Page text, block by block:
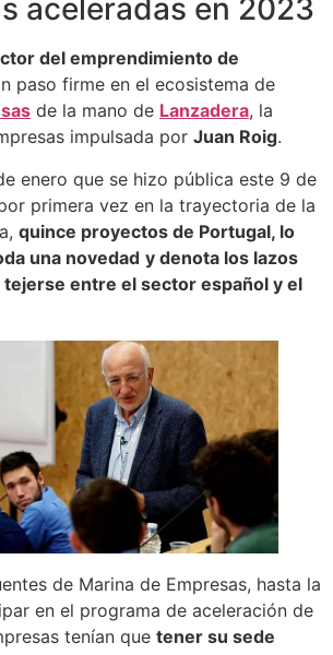
aceleradas en 2023
del emprendimiento de
paso firme en el ecosistema de
de la mano de Lanzadera, la
impulsada por Juan Roig.
enero que se hizo pública este 9 de
primera vez en la trayectoria de la
quince proyectos de Portugal, lo
una novedad y denota los lazos
tejerse entre el sector español y el
de Marina de Empresas, hasta la
en el programa de aceleración de
tenían que tener su sede